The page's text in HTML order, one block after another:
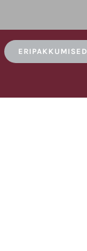
ERIPAKKUMISED